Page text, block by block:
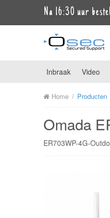
Na 16:30 uur
Inbraak Video
Home Producten
Omada
ER703WP-4G-